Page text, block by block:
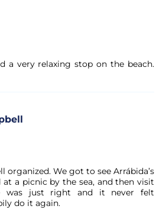
a very relaxing stop on the beach.
organized. We got to see Arrábida’s
a picnic by the sea, and then visit
was just right and it never felt
do it again.